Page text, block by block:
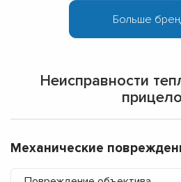
Неисправности
Механические